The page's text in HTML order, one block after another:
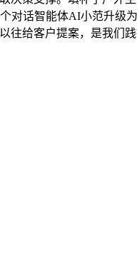
对话智能体AI小范升级
给客户提案，是我们